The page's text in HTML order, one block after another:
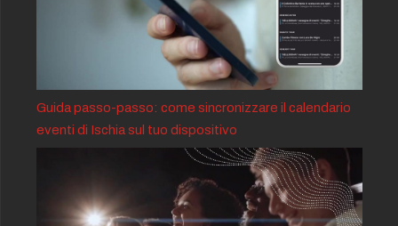
Guida passo-passo: come sincronizzare il calendario
eventi di Ischia sul tuo dispositivo